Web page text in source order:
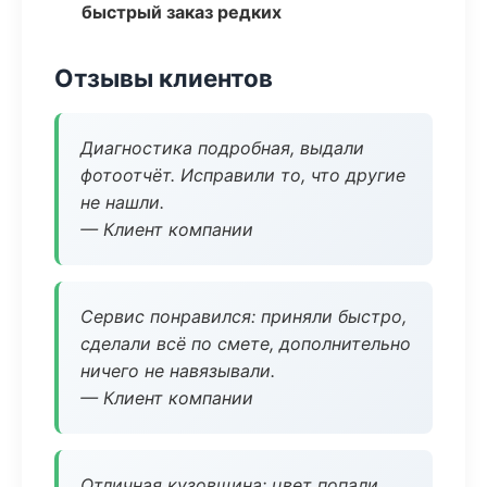
быстрый заказ редких
Отзывы клиентов
Диагностика подробная, выдали
фотоотчёт. Исправили то, что другие
не нашли.
— Клиент компании
Сервис понравился: приняли быстро,
сделали всё по смете, дополнительно
ничего не навязывали.
— Клиент компании